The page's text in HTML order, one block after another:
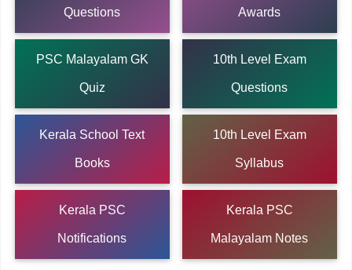
Questions Awards
PSC Malayalam GK
Quiz
10th Level Exam
Questions
Kerala School Text
Books
10th Level Exam
Syllabus
Kerala PSC
Notifications
Kerala PSC
Malayalam Notes